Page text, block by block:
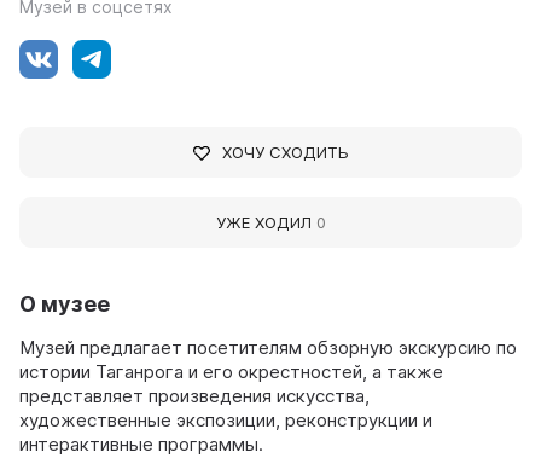
О музее
Музей предлагает посетителям обзорную экскурсию по
истории Таганрога и его окрестностей, а также
представляет произведения искусства,
художественные экспозиции, реконструкции и
интерактивные программы.
Музей в соцсетях
ХОЧУ СХОДИТЬ
УЖЕ ХОДИЛ 0